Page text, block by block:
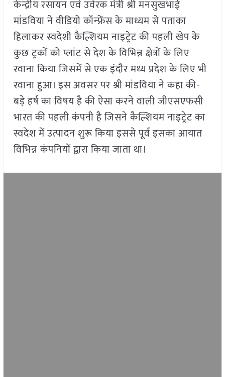
केन्द्रीय रसायन एवं उर्वरक मंत्री श्री मनसुखभाई
मांडविया ने वीडियो कॉन्फ्रेंस के माध्यम से पताका
हिलाकर स्वदेशी कैल्शियम नाइट्रेट की पहली खेप के
कुछ ट्रकों को प्लांट से देश के विभिन्न क्षेत्रों के लिए
रवाना किया जिसमें से एक इंदौर मध्य प्रदेश के लिए भी
रवाना हुआ। इस अवसर पर श्री मांडविया ने कहा की-
बड़े हर्ष का विषय है की ऐसा करने वाली जीएसएफसी
भारत की पहली कंपनी है जिसने कैल्शियम नाइट्रेट का
स्वदेश में उत्पादन शुरू किया इससे पूर्व इसका आयात
विभिन्न कंपनियों द्वारा किया जाता था।